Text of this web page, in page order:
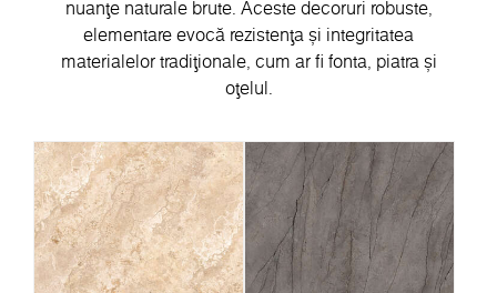
nuanțe naturale brute. Aceste decoruri robuste,
elementare evocă rezistența și integritatea
materialelor tradiționale, cum ar fi fonta, piatra și
oțelul.